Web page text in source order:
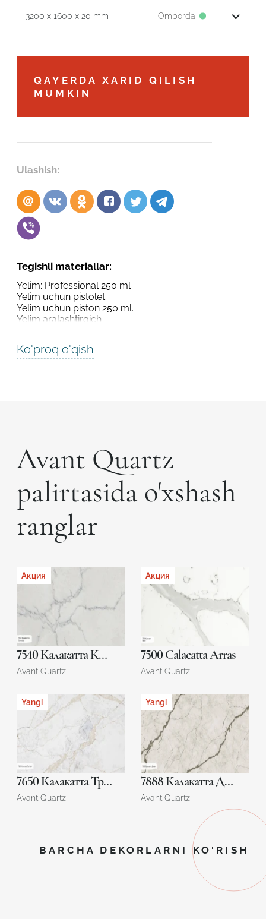
3200 x 1600 x 20 mm Omborda
QAYERDA XARID QILISH
MUMKIN
Ulashish:
Tegishli materiallar:
Yelim: Professional 250 ml
Yelim uchun pistolet
Yelim uchun piston 250 ml.
Yelim aralashtirgich
Ko'proq o'qish
Avant Quartz
palirtasida o'xshash
ranglar
Акция
7540 Калакатта Конкорд
Avant Quartz
Акция
7500 Calacatta Arras
Avant Quartz
Yangi
7650 Калакатта Тру Лайт
Avant Quartz
Yangi
7888 Калакатта Динан
Avant Quartz
BARCHA DEKORLARNI KO'RISH
Robot emasligingizni tasdiqlang
ARIZANI YUBORISH
Robot emasligingizni tasdiqlang